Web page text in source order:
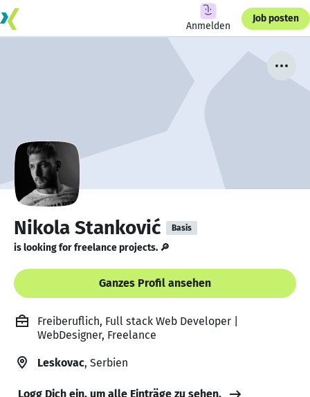
Anmelden
Job posten
Nikola Stanković Basis
is looking for freelance projects. 🔎
Ganzes Profil ansehen
Freiberuflich, Full stack Web Developer |
WebDesigner, Freelance
Leskovac, Serbien
Logg Dich ein, um alle Einträge zu sehen.